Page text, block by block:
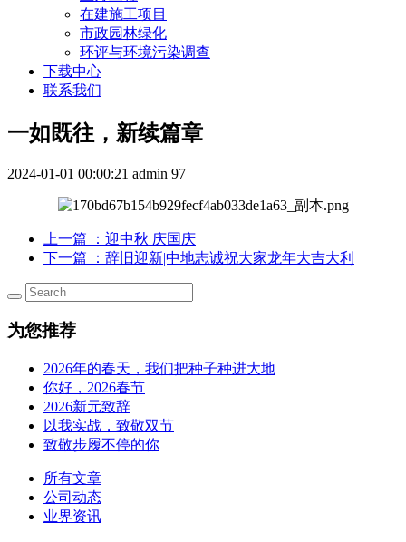
在建施工项目
市政园林绿化
环评与环境污染调查
下载中心
联系我们
一如既往，新续篇章
2024-01-01 00:00:21 admin 97
上一篇
：迎中秋 庆国庆
下一篇
：辞旧迎新|中地志诚祝大家龙年大吉大利
为您推荐
2026年的春天，我们把种子种进大地
你好，2026春节
2026新元致辞
以我实战，致敬双节
致敬步履不停的你
所有文章
公司动态
业界资讯